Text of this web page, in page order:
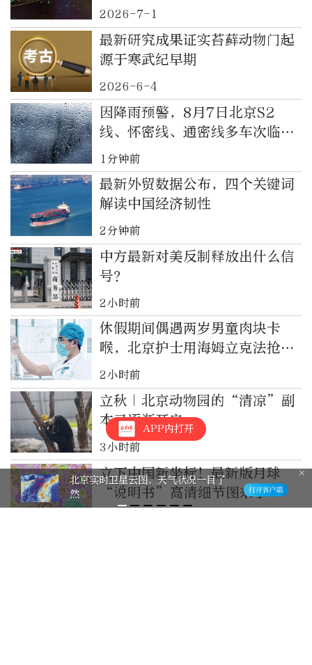
2026-7-1
最新研究成果证实苔藓动物门起
源于寒武纪早期
2026-6-4
‍因降雨预警，8月7日北京S2
线、怀密线、通密线多车次临时
停运
1分钟前
最新外贸数据公布，四个关键词
解读中国经济韧性
2分钟前
中方最新对美反制释放出什么信
号？
2小时前
休假期间偶遇两岁男童肉块卡
喉，北京护士用海姆立克法抢回
一条命
2小时前
立秋｜北京动物园的“清凉”副
本已逐渐开启
3小时前
立下中国新坐标！最新版月球
“说明书”高清细节图来了
APP内打开
北京实时卫星云图，天气状况一目了
然